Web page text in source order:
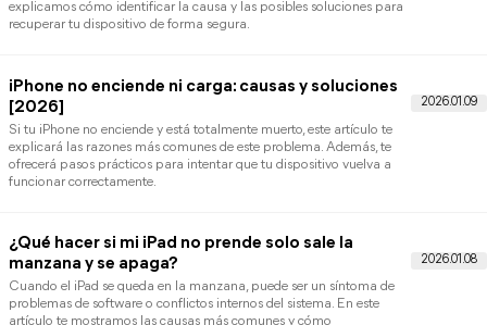
Qué puede hacer si el iPhone dice "support
support.apple.com/iphone/restore, esta guía te ayudará a
entender cómo restaurar tu iPhone correctamente. También
descubrirás varias soluciones prácticas para solucionar
del sistema y recuperar el funcionamiento normal del dispositivo.
¿Cómo puedo arreglar mi iPhone atascado en
modo de recuperación?
Si tu iPhone está atascado en modo de recuperación, puede ser
debido a errores de iOS, fallos durante una actualización o